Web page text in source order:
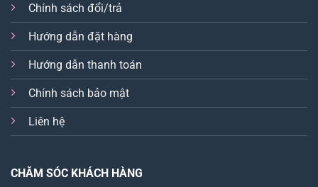
Chính sách đổi/trả
Hướng dẫn đặt hàng
Hướng dẫn thanh toán
Chính sách bảo mật
Liên hệ
CHĂM SÓC KHÁCH HÀNG